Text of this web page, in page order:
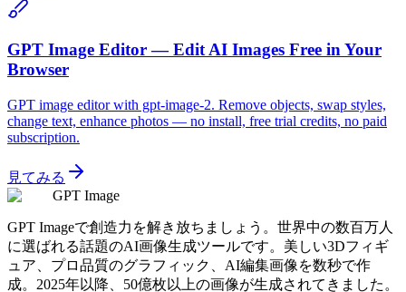
GPT Image Editor — Edit AI Images Free in Your
Browser
GPT image editor with gpt-image-2. Remove objects, swap styles,
change text, enhance photos — no install, free trial credits, no paid
subscription.
見てみる
GPT Image
GPT Imageで創造力を解き放ちましょう。世界中の数百万人
に選ばれる話題のAI画像生成ツールです。美しい3Dフィギ
ュア、プロ品質のグラフィック、AI編集画像を数秒で作
成。2025年以降、50億枚以上の画像が生成されてきました。